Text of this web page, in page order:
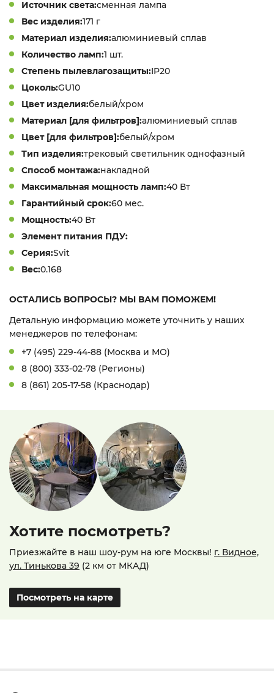
Источник света:сменная лампа
Вес изделия:171 г
Материал изделия:алюминиевый сплав
Количество ламп:1 шт.
Степень пылевлагозащиты:IP20
Цоколь:GU10
Цвет изделия:белый/хром
Материал [для фильтров]:алюминиевый сплав
Цвет [для фильтров]:белый/хром
Тип изделия:трековый светильник однофазный
Способ монтажа:накладной
Максимальная мощность ламп:40 Вт
Гарантийный срок:60 мес.
Мощность:40 Вт
Элемент питания ПДУ:
Серия:Svit
Вес:0.168
ОСТАЛИСЬ ВОПРОСЫ? МЫ ВАМ ПОМОЖЕМ!
Детальную информацию можете уточнить у наших
менеджеров по телефонам:
+7 (495) 229-44-88 (Москва и МО)
8 (800) 333-02-78 (Регионы)
8 (861) 205-17-58 (Краснодар)
Хотите посмотреть?
Приезжайте в наш шоу-рум на юге Москвы! г. Видное,
ул. Тинькова 39 (2 км от МКАД)
Посмотреть на карте